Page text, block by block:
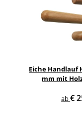
Eiche Handlauf
mm mit
ab€